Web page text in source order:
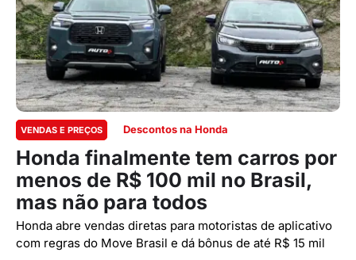
VENDAS E PREÇOS Descontos na Honda
Honda finalmente tem carros por
menos de R$ 100 mil no Brasil,
mas não para todos
Honda abre vendas diretas para motoristas de aplicativo
com regras do Move Brasil e dá bônus de até R$ 15 mil